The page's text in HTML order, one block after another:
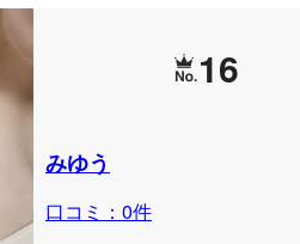
16
みゆう
口コミ：0件